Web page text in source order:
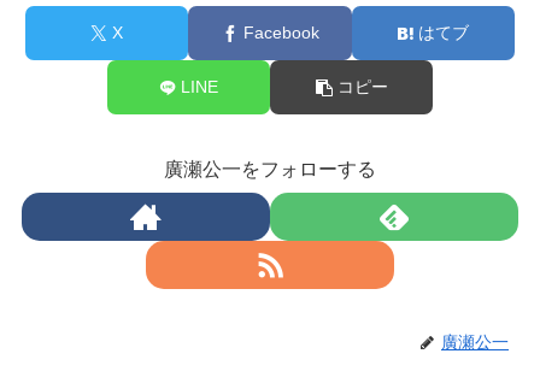
X Facebook はてブ
LINE コピー
廣瀬公一をフォローする
廣瀬公一